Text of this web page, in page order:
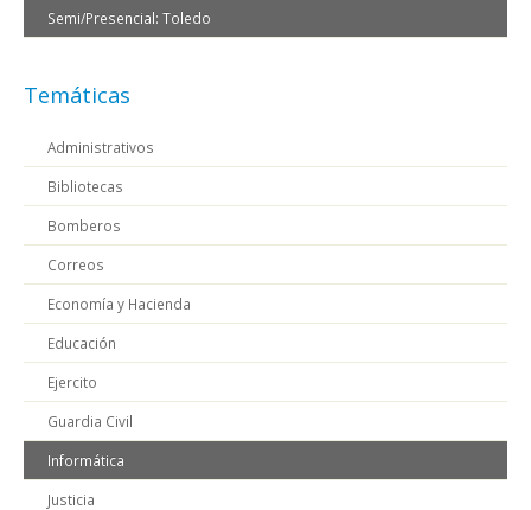
Semi/Presencial: Toledo
Temáticas
Administrativos
Bibliotecas
Bomberos
Correos
Economía y Hacienda
Educación
Ejercito
Guardia Civil
Informática
Justicia